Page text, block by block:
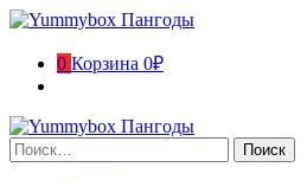
Перейти
содержимому
0 Корзина 0₽
Найти: